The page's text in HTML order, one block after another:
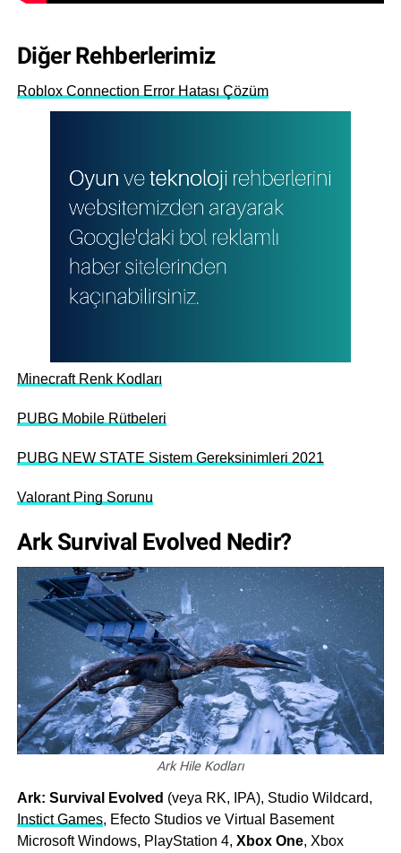
Diğer Rehberlerimiz
Roblox Connection Error Hatası Çözüm
Minecraft Renk Kodları
PUBG Mobile Rütbeleri
PUBG NEW STATE Sistem Gereksinimleri 2021
Valorant Ping Sorunu
Ark Survival Evolved Nedir?
Ark Hile Kodları
Ark: Survival Evolved (veya RK, IPA), Studio Wildcard,
Instict Games, Efecto Studios ve Virtual Basement
Microsoft Windows, PlayStation 4, Xbox One, Xbox